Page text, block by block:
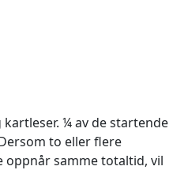
¼ av de startende
to eller flere
oppnår samme totaltid, vil